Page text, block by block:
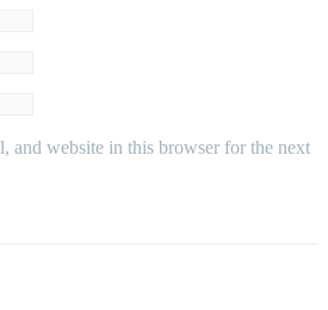
and website in this browser for the next